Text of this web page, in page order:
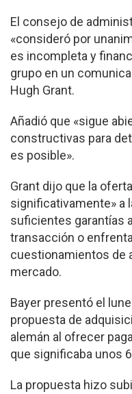
El consejo de
«consideró por
es incompleta y
grupo en un
Hugh Grant.
Añadió que «sigue
constructivas para
es posible».
Grant dijo que la
significativamente» a
suficientes garantías
transacción o
cuestionamientos de
mercado.
Bayer presentó el
propuesta de
alemán al ofrecer
que significaba unos
La propuesta hizo